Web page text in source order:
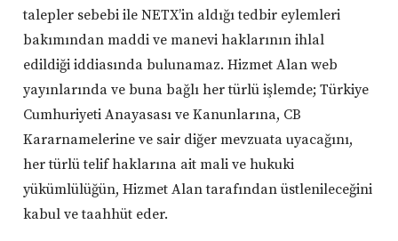
talepler sebebi ile NETX’in aldığı tedbir eylemleri
bakımından maddi ve manevi haklarının ihlal
edildiği iddiasında bulunamaz. Hizmet Alan web
yayınlarında ve buna bağlı her türlü işlemde; Türkiye
Cumhuriyeti Anayasası ve Kanunlarına, CB
Kararnamelerine ve sair diğer mevzuata uyacağını,
her türlü telif haklarına ait mali ve hukuki
yükümlülüğün, Hizmet Alan tarafından üstlenileceğini
kabul ve taahhüt eder.